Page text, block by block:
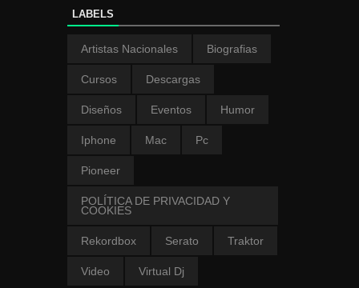
LABELS
Artistas Nacionales Biografias
Cursos Descargas
Diseños Eventos Humor
Iphone Mac Pc
Pioneer
POLÍTICA DE PRIVACIDAD Y
COOKIES
Rekordbox Serato Traktor
Video Virtual Dj